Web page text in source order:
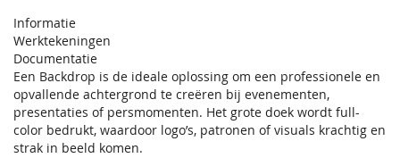
Informatie
Werktekeningen
Documentatie
Een Backdrop is de ideale oplossing om een professionele en
opvallende achtergrond te creëren bij evenementen,
presentaties of persmomenten. Het grote doek wordt full-
color bedrukt, waardoor logo’s, patronen of visuals krachtig en
strak in beeld komen.